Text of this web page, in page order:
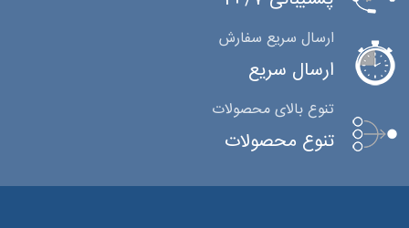
ارسال سریع سفارش
ارسال سریع
تنوع بالای محصولات
تنوع محصولات